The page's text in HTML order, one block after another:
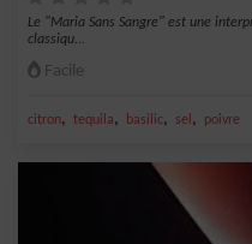
Le "Maria Sans Sangre" est une
classiqu...
Facile
citron, tequila, basilic, sel , poivre